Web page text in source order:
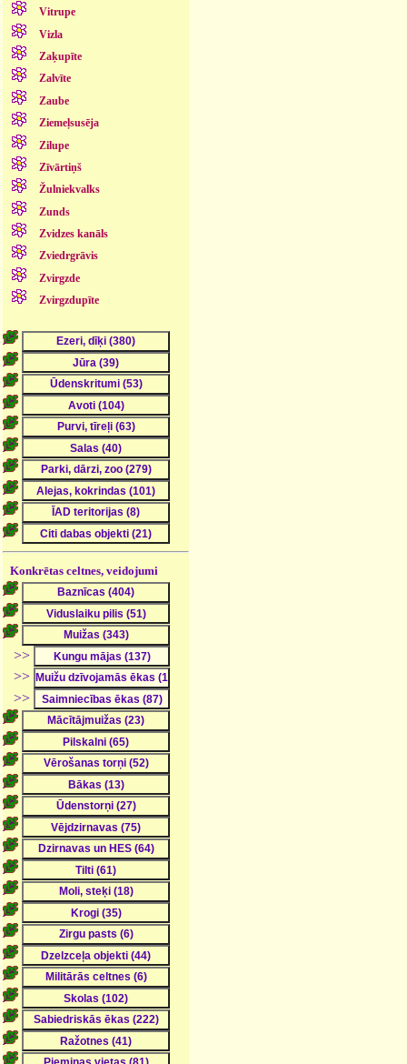
Vitrupe
Vizla
Zaķupīte
Zalvīte
Zaube
Ziemeļsusēja
Zilupe
Zīvārtiņš
Žulniekvalks
Zunds
Zvidzes kanāls
Zviedrgrāvis
Zvirgzde
Zvirgzdupīte
Konkrētas celtnes, veidojumi
>>
>>
>>